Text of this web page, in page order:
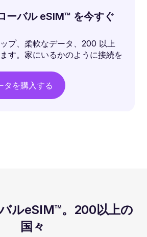
ーバル eSIM™ を今すぐ
プ、柔軟なデータ、200 以上
す。家にいるかのように接続を
タを購入する
ルeSIM™。200以上の
国々